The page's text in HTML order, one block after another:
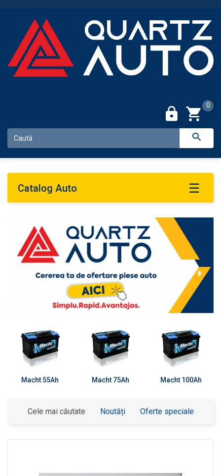
0
Catalog Auto
Macht 55Ah Macht 75Ah Macht 100Ah
Cele mai căutate Noutăți Oferte speciale